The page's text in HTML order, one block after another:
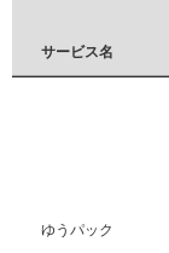
サービス名
ゆうパック